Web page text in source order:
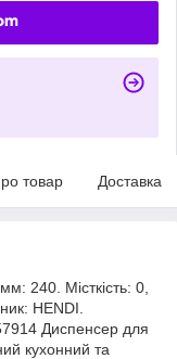
товар Доставка
240. Місткість: 0,
HENDI.
Диспенсер для
кухонний та